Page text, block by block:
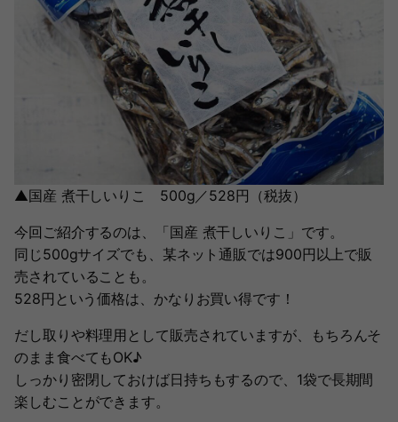
▲国産 煮干しいりこ 500g／528円（税抜）
今回ご紹介するのは、「国産 煮干しいりこ」です。
同じ500gサイズでも、某ネット通販では900円以上で販
売されていることも。
528円という価格は、かなりお買い得です！
だし取りや料理用として販売されていますが、もちろんそ
のまま食べてもOK♪
しっかり密閉しておけば日持ちもするので、1袋で長期間
楽しむことができます。